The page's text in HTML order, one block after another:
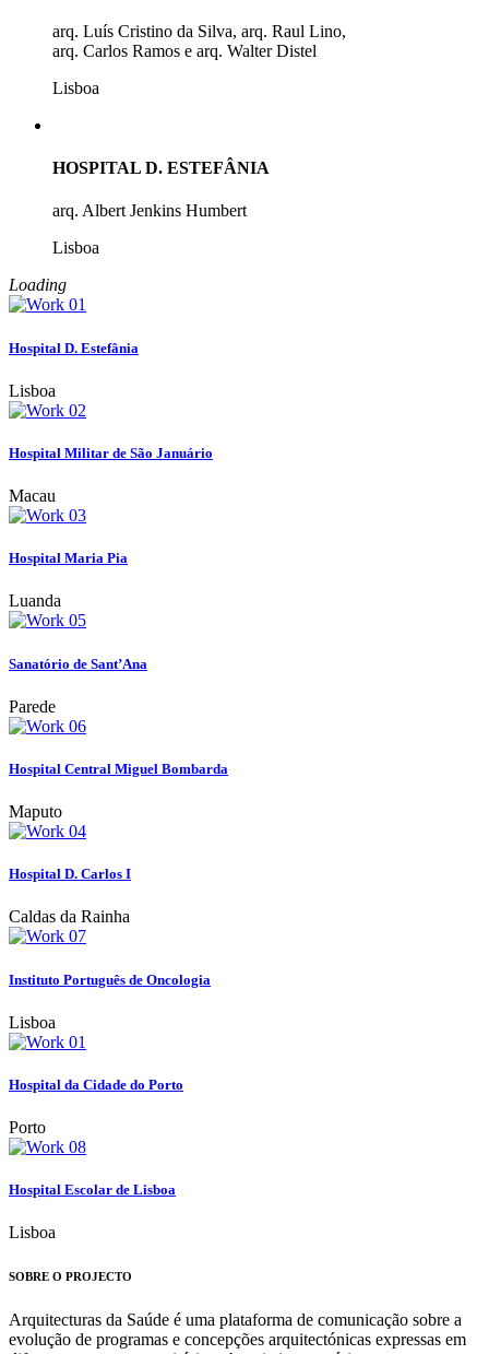
arq. Luís Cristino da Silva, arq. Raul Lino,
arq. Carlos Ramos e arq. Walter Distel
Lisboa
HOSPITAL D. ESTEFÂNIA
arq. Albert Jenkins Humbert
Lisboa
Loading
Hospital D. Estefânia
Lisboa
Hospital Militar de São Januário
Macau
Hospital Maria Pia
Luanda
Sanatório de Sant’Ana
Parede
Hospital Central Miguel Bombarda
Maputo
Hospital D. Carlos I
Caldas da Rainha
Instituto Português de Oncologia
Lisboa
Hospital da Cidade do Porto
Porto
Hospital Escolar de Lisboa
Lisboa
SOBRE O PROJECTO
Arquitecturas da Saúde é uma plataforma de comunicação sobre a
evolução de programas e concepções arquitectónicas expressas em